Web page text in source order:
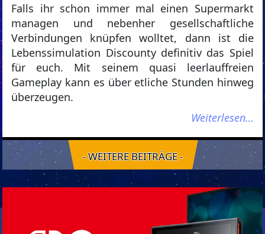
Falls ihr schon immer mal einen Supermarkt
managen und nebenher gesellschaftliche
Verbindungen knüpfen wolltet, dann ist die
Lebenssimulation Discounty definitiv das Spiel
für euch. Mit seinem quasi leerlauffreien
Gameplay kann es über etliche Stunden hinweg
überzeugen.
Weiterlesen…
- WEITERE BEITRÄGE -